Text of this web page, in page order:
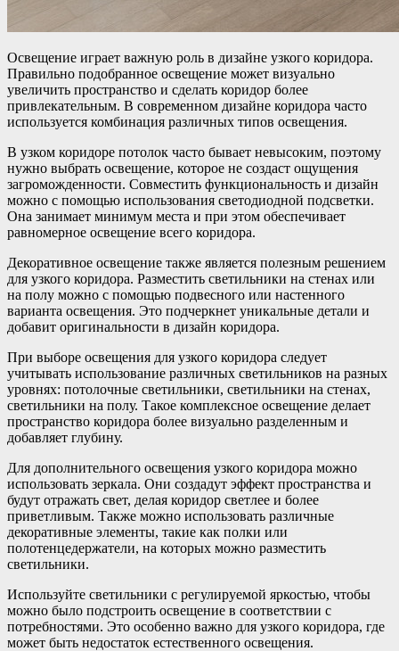
Освещение играет важную роль в дизайне узкого коридора.
Правильно подобранное освещение может визуально
увеличить пространство и сделать коридор более
привлекательным. В современном дизайне коридора часто
используется комбинация различных типов освещения.
В узком коридоре потолок часто бывает невысоким, поэтому
нужно выбрать освещение, которое не создаст ощущения
загроможденности. Совместить функциональность и дизайн
можно с помощью использования светодиодной подсветки.
Она занимает минимум места и при этом обеспечивает
равномерное освещение всего коридора.
Декоративное освещение также является полезным решением
для узкого коридора. Разместить светильники на стенах или
на полу можно с помощью подвесного или настенного
варианта освещения. Это подчеркнет уникальные детали и
добавит оригинальности в дизайн коридора.
При выборе освещения для узкого коридора следует
учитывать использование различных светильников на разных
уровнях: потолочные светильники, светильники на стенах,
светильники на полу. Такое комплексное освещение делает
пространство коридора более визуально разделенным и
добавляет глубину.
Для дополнительного освещения узкого коридора можно
использовать зеркала. Они создадут эффект пространства и
будут отражать свет, делая коридор светлее и более
приветливым. Также можно использовать различные
декоративные элементы, такие как полки или
полотенцедержатели, на которых можно разместить
светильники.
Используйте светильники с регулируемой яркостью, чтобы
можно было подстроить освещение в соответствии с
потребностями. Это особенно важно для узкого коридора, где
может быть недостаток естественного освещения.